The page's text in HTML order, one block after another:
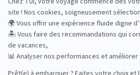
Road Trips
Safari